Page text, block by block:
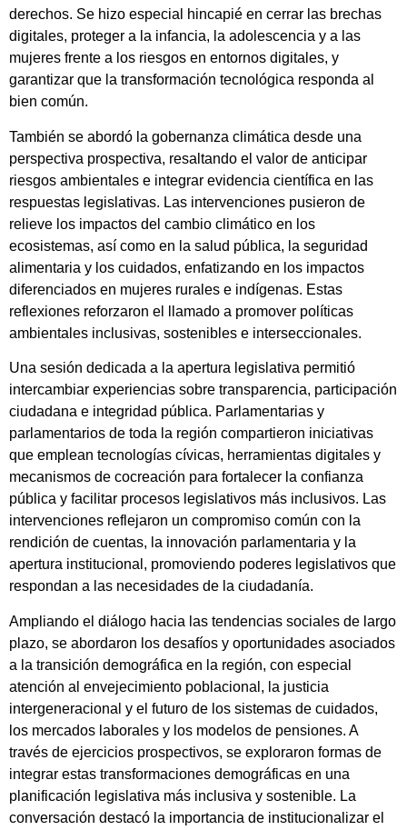
derechos. Se hizo especial hincapié en cerrar las brechas
digitales, proteger a la infancia, la adolescencia y a las
mujeres frente a los riesgos en entornos digitales, y
garantizar que la transformación tecnológica responda al
bien común.
También se abordó la gobernanza climática desde una
perspectiva prospectiva, resaltando el valor de anticipar
riesgos ambientales e integrar evidencia científica en las
respuestas legislativas. Las intervenciones pusieron de
relieve los impactos del cambio climático en los
ecosistemas, así como en la salud pública, la seguridad
alimentaria y los cuidados, enfatizando en los impactos
diferenciados en mujeres rurales e indígenas. Estas
reflexiones reforzaron el llamado a promover políticas
ambientales inclusivas, sostenibles e interseccionales.
Una sesión dedicada a la apertura legislativa permitió
intercambiar experiencias sobre transparencia, participación
ciudadana e integridad pública. Parlamentarias y
parlamentarios de toda la región compartieron iniciativas
que emplean tecnologías cívicas, herramientas digitales y
mecanismos de cocreación para fortalecer la confianza
pública y facilitar procesos legislativos más inclusivos. Las
intervenciones reflejaron un compromiso común con la
rendición de cuentas, la innovación parlamentaria y la
apertura institucional, promoviendo poderes legislativos que
respondan a las necesidades de la ciudadanía.
Ampliando el diálogo hacia las tendencias sociales de largo
plazo, se abordaron los desafíos y oportunidades asociados
a la transición demográfica en la región, con especial
atención al envejecimiento poblacional, la justicia
intergeneracional y el futuro de los sistemas de cuidados,
los mercados laborales y los modelos de pensiones. A
través de ejercicios prospectivos, se exploraron formas de
integrar estas transformaciones demográficas en una
planificación legislativa más inclusiva y sostenible. La
conversación destacó la importancia de institucionalizar el